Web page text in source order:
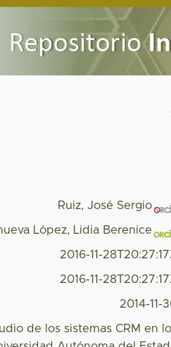
Ruiz, José Sergio
López, Lidia Berenice
2016-11-
2016-11-
2014-11-
de los sistemas CRM en